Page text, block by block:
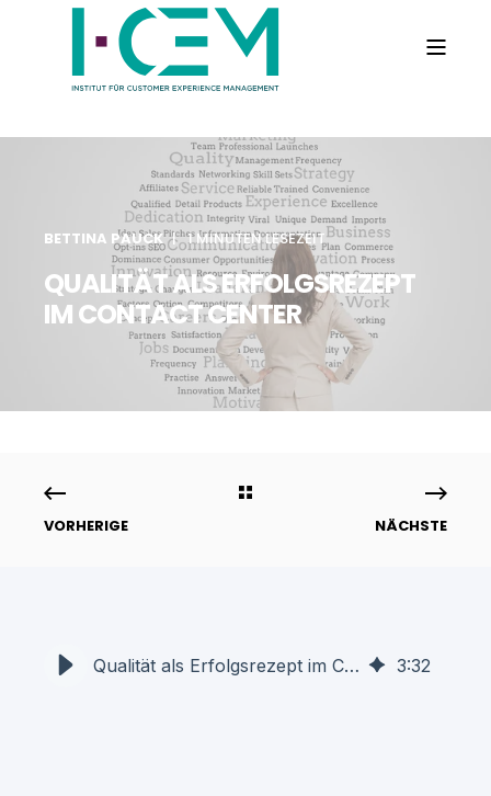
BETTINA PAUCK 1 MINUTEN LESEZEIT
QUALITÄT ALS ERFOLGSREZEPT
IM CONTACT CENTER
VORHERIGE NÄCHSTE
Qualität als Erfolgsrezept im Contact Center 3:32